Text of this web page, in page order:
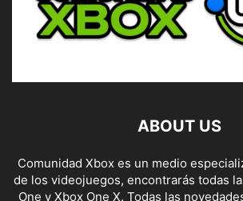
ABOUT US
Comunidad Xbox es un medio
de los videojuegos, encontrarás todas
One y Xbox One X. Todas las